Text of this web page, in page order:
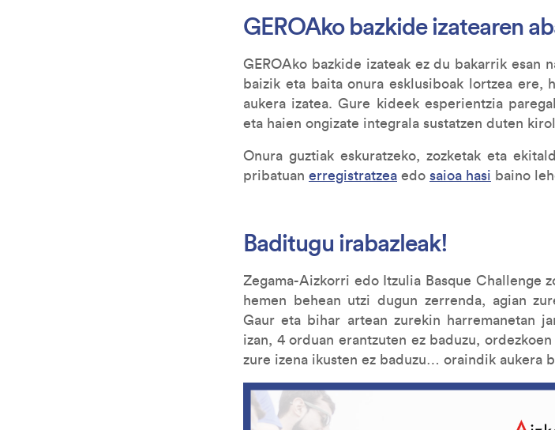
GEROAko bazkide izatearen
GEROAko bazkide izateak ez du bakarrik esan
baizik eta baita onura esklusiboak lortzea ere,
aukera izatea. Gure kideek esperientzia
eta haien ongizate integrala sustatzen duten
Onura guztiak eskuratzeko, zozketak eta
pribatuan erregistratzea edo saioa hasi baino
Baditugu irabazleak!
Zegama-Aizkorri edo Itzulia Basque Challenge
hemen behean utzi dugun zerrenda, agian
Gaur eta bihar artean zurekin harremanetan
izan, 4 orduan erantzuten ez baduzu,
zure izena ikusten ez baduzu… oraindik aukera